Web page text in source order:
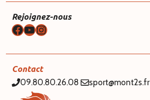
Rejoignez-nous
Facebook
YouTube
Instagram
Contact
09.80.80.26.08 sport@mont2s.fr